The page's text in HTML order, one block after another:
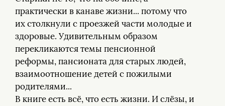
практически в канаве жизни... потому что
их столкнули с проезжей части молодые и
здоровые. Удивительным образом
перекликаются темы пенсионной
реформы, пансионата для старых людей,
взаимоотношение детей с пожилыми
родителями...
В книге есть всё, что есть жизни. И слёзы, и